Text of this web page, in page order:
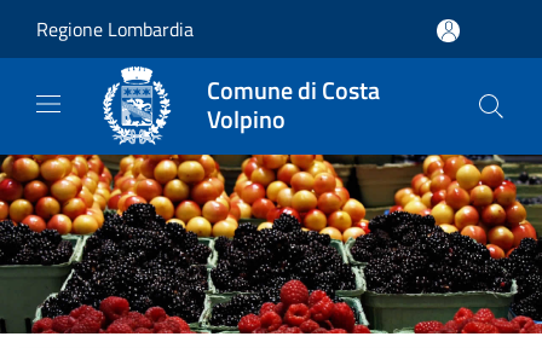
Regione Lombardia
Comune di Costa
Volpino